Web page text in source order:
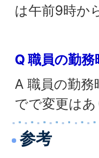
は午前9時か
Q 職員の勤
A 職員の勤
でで変更はあ
参考